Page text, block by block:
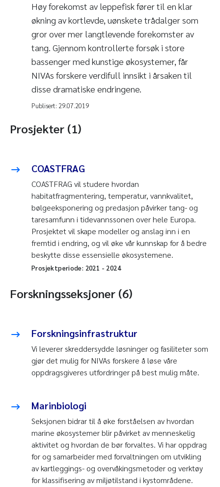
Høy forekomst av leppefisk fører til en klar
økning av kortlevde, uønskete trådalger som
gror over mer langtlevende forekomster av
tang. Gjennom kontrollerte forsøk i store
bassenger med kunstige økosystemer, får
NIVAs forskere verdifull innsikt i årsaken til
disse dramatiske endringene.
Publisert: 29.07.2019
Prosjekter (1)
COASTFRAG
COASTFRAG vil studere hvordan
habitatfragmentering, temperatur, vannkvalitet,
bølgeeksponering og predasjon påvirker tang- og
taresamfunn i tidevannssonen over hele Europa.
Prosjektet vil skape modeller og anslag inn i en
fremtid i endring, og vil øke vår kunnskap for å bedre
beskytte disse essensielle økosystemene.
Prosjektperiode: 2021 - 2024
Forskningsseksjoner (6)
Forskningsinfrastruktur
Vi leverer skreddersydde løsninger og fasiliteter som
gjør det mulig for NIVAs forskere å løse våre
oppdragsgiveres utfordringer på best mulig måte.
Marinbiologi
Seksjonen bidrar til å øke forståelsen av hvordan
marine økosystemer blir påvirket av menneskelig
aktivitet og hvordan de bør forvaltes. Vi har oppdrag
for og samarbeider med forvaltningen om utvikling
av kartleggings- og overvåkingsmetoder og verktøy
for klassifisering av miljøtilstand i kystområdene.